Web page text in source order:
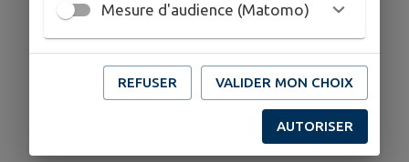
Mesure d'audience (Matomo)
REFUSER VALIDER MON CHOIX
AUTORISER